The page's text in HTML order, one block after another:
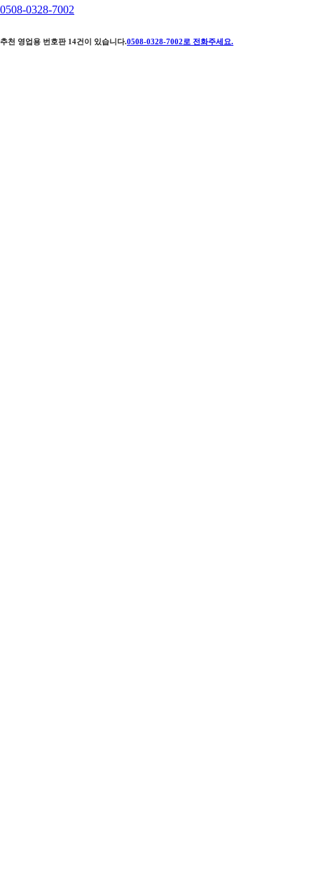
0508-0328-7002
추천 영업용 번호판 14건이 있습니다.0508-0328-7002 로 전화주세요.